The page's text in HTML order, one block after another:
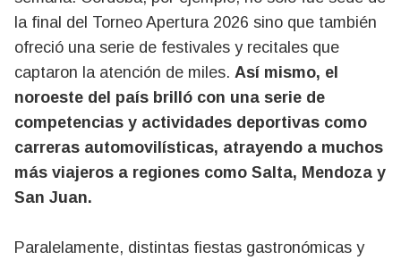
la final del Torneo Apertura 2026 sino que también
ofreció una serie de festivales y recitales que
captaron la atención de miles. Así mismo, el
noroeste del país brilló con una serie de
competencias y actividades deportivas como
carreras automovilísticas, atrayendo a muchos
más viajeros a regiones como Salta, Mendoza y
San Juan.
Paralelamente, distintas fiestas gastronómicas y